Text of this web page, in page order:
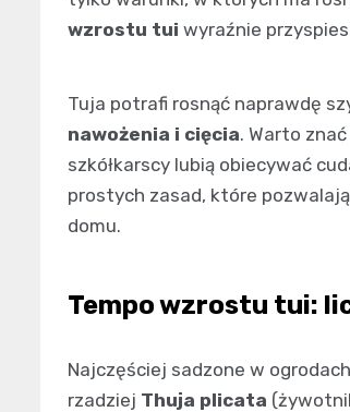
wzrostu tui wyraźnie
Tuja potrafi rosnąć naprawdę
nawożenia i cięcia. Warto
szkółkarscy lubią obiecywać
prostych zasad, które
domu.
Tempo wzrostu tui:
Najczęściej sadzone w
rzadziej Thuja plicata